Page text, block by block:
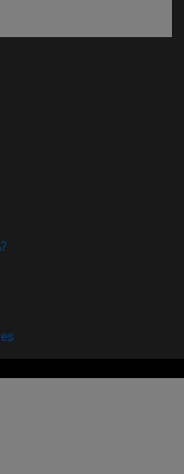
ventana)
en nueva ventana)
en nueva ventana)